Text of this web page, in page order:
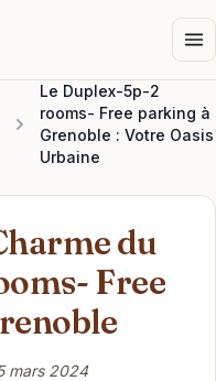
Le Duplex-5p-2
rooms- Free parking à
Grenoble : Votre Oasis
Urbaine
du
Free
mars 2024